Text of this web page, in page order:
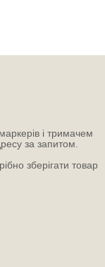
і тримачем
за запитом.
зберігати товар